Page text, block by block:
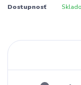
Dostupnosť